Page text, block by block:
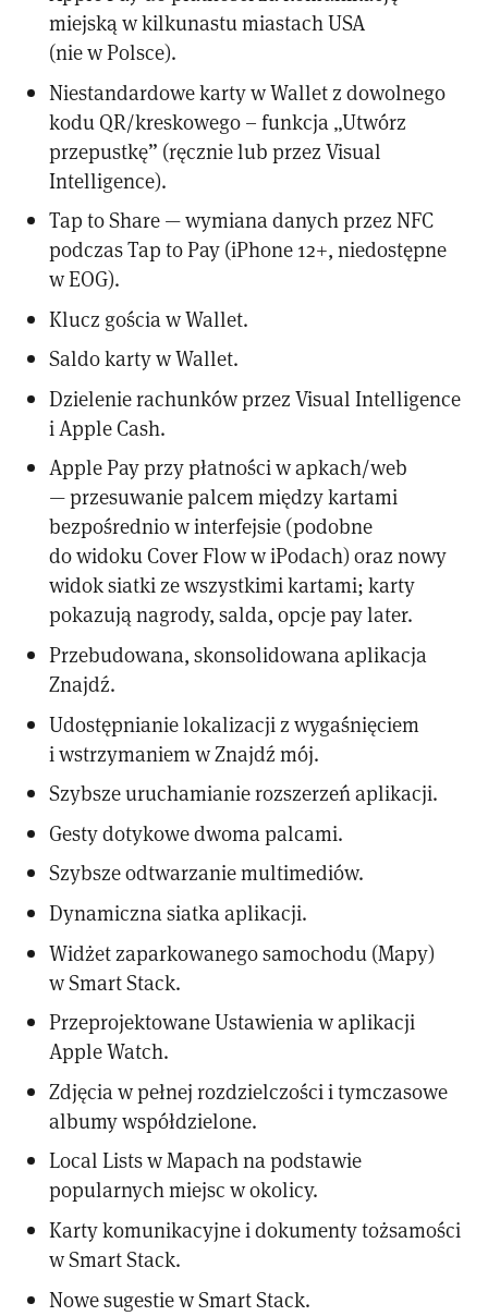
miejską w kilkunastu miastach USA
(nie w Polsce).
Niestandardowe karty w Wallet z dowolnego
kodu QR/kreskowego – funkcja „Utwórz
przepustkę” (ręcznie lub przez Visual
Intelligence).
Tap to Share — wymiana danych przez NFC
podczas Tap to Pay (iPhone 12+, niedostępne
w EOG).
Klucz gościa w Wallet.
Saldo karty w Wallet.
Dzielenie rachunków przez Visual Intelligence
i Apple Cash.
Apple Pay przy płatności w apkach/web
— przesuwanie palcem między kartami
bezpośrednio w interfejsie (podobne
do widoku Cover Flow w iPodach) oraz nowy
widok siatki ze wszystkimi kartami; karty
pokazują nagrody, salda, opcje pay later.
Przebudowana, skonsolidowana aplikacja
Znajdź.
Udostępnianie lokalizacji z wygaśnięciem
i wstrzymaniem w Znajdź mój.
Szybsze uruchamianie rozszerzeń aplikacji.
Gesty dotykowe dwoma palcami.
Szybsze odtwarzanie multimediów.
Dynamiczna siatka aplikacji.
Widżet zaparkowanego samochodu (Mapy)
w Smart Stack.
Przeprojektowane Ustawienia w aplikacji
Apple Watch.
Zdjęcia w pełnej rozdzielczości i tymczasowe
albumy współdzielone.
Local Lists w Mapach na podstawie
popularnych miejsc w okolicy.
Karty komunikacyjne i dokumenty tożsamości
w Smart Stack.
Nowe sugestie w Smart Stack.